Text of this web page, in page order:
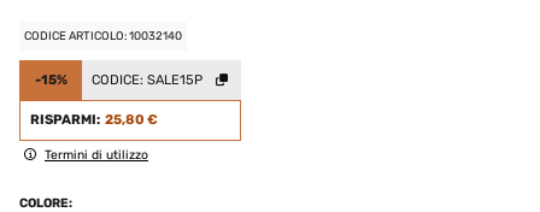
CODICE ARTICOLO: 10032140
-15% CODICE: SALE15P
RISPARMI: 25,80 €
Termini di utilizzo
COLORE: